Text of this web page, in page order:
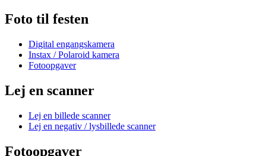
Foto til festen
Digital engangskamera
Instax / Polaroid kamera
Fotoopgaver
Lej en scanner
Lej en billede scanner
Lej en negativ / lysbillede scanner
Fotoopgaver